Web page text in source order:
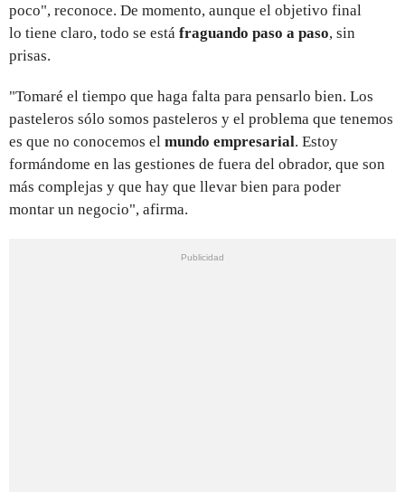
poco", reconoce. De momento, aunque el objetivo final
lo tiene claro, todo se está fraguando paso a paso, sin
prisas.
"Tomaré el tiempo que haga falta para pensarlo bien. Los
pasteleros sólo somos pasteleros y el problema que tenemos
es que no conocemos el mundo empresarial. Estoy
formándome en las gestiones de fuera del obrador, que son
más complejas y que hay que llevar bien para poder
montar un negocio", afirma.